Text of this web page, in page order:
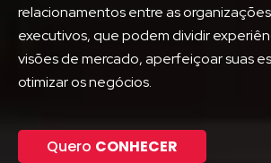
relacionamentos entre as
executivos, que podem dividir
visões de mercado, aperfeiçoar suas
otimizar os negócios.
Quero CONHECER